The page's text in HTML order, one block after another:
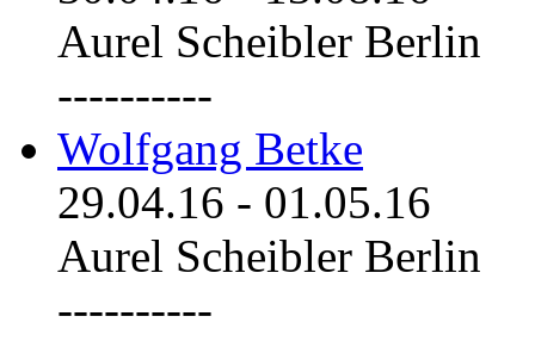
Aurel Scheibler Berlin
----------
Wolfgang Betke
29.04.16 - 01.05.16
Aurel Scheibler Berlin
----------